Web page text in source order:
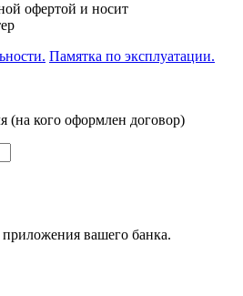
офертой и носит
Памятка по эксплуатации.
кого оформлен договор)
вашего банка.